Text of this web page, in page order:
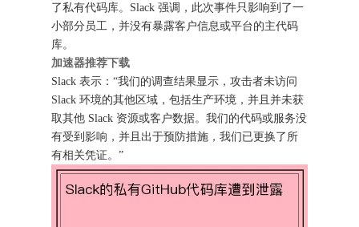
了私有代码库。Slack 强调，此次事件只影响到了一
小部分员工，并没有暴露客户信息或平台的主代码
库。
加速器推荐下载
Slack 表示：“我们的调查结果显示，攻击者未访问
Slack 环境的其他区域，包括生产环境，并且并未获
取其他 Slack 资源或客户数据。我们的代码或服务没
有受到影响，并且出于预防措施，我们已更换了所
有相关凭证。”